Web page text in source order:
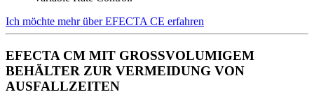
Ich möchte mehr über EFECTA CE erfahren
EFECTA CM MIT GROSSVOLUMIGEM
BEHÄLTER ZUR VERMEIDUNG VON
AUSFALLZEITEN